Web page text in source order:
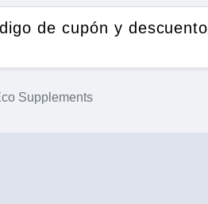
de cupón y descuento
Supplements